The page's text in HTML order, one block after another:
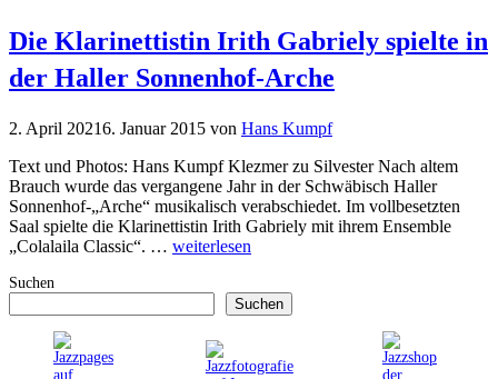
Die Klarinettistin Irith Gabriely spielte in
der Haller Sonnenhof-Arche
2. April 20216. Januar 2015 von Hans Kumpf
Text und Photos: Hans Kumpf Klezmer zu Silvester Nach altem
Brauch wurde das vergangene Jahr in der Schwäbisch Haller
Sonnenhof-„Arche“ musikalisch verabschiedet. Im vollbesetzten
Saal spielte die Klarinettistin Irith Gabriely mit ihrem Ensemble
„Colalaila Classic“. … weiterlesen
Suchen
Suchen